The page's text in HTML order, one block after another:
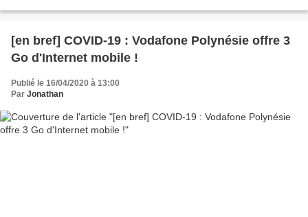
[en bref] COVID-19 : Vodafone Polynésie offre 3
Go d'Internet mobile !
Publié le 16/04/2020 à 13:00
Par Jonathan